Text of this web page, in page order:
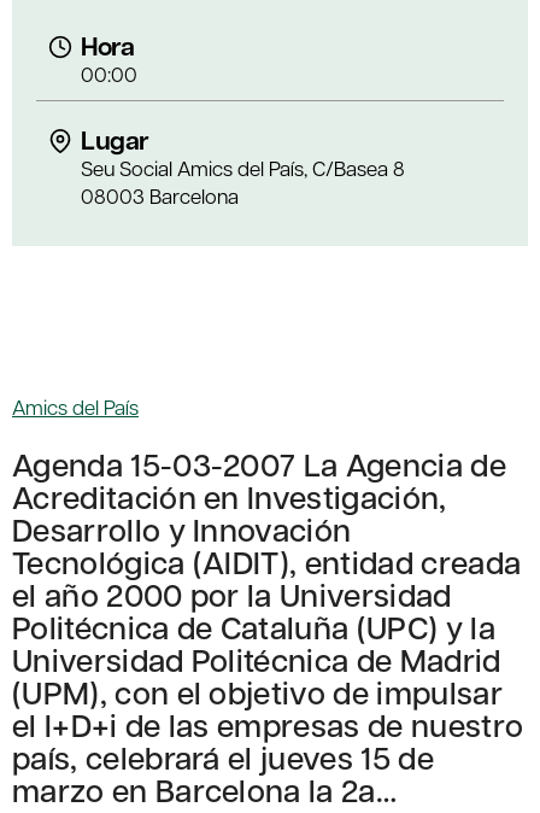
Hora
00:00
Lugar
Seu Social Amics del País, C/Basea 8
08003 Barcelona
Amics del País
Agenda 15-03-2007 La Agencia de
Acreditación en Investigación,
Desarrollo y Innovación
Tecnológica (AIDIT), entidad creada
el año 2000 por la Universidad
Politécnica de Cataluña (UPC) y la
Universidad Politécnica de Madrid
(UPM), con el objetivo de impulsar
el I+D+i de las empresas de nuestro
país, celebrará el jueves 15 de
marzo en Barcelona la 2a…